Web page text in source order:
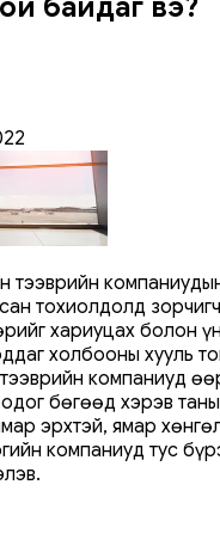
тээврийн
тохиолдолд
хариуцах болон
холбооны хууль
тээврийн компаниуд
бөгөөд хэрэв
эрхтэй, ямар
компаниуд тус